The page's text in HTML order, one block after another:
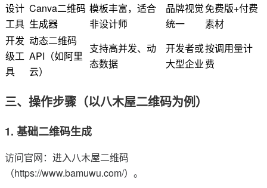
设计
工具
Canva二维码
生成器
模板丰富，适合
非设计师
品牌视觉
统一
免费版+付费
素材
开发
级工
具
动态二维码
API（如阿里
云）
支持高并发、动
态数据
开发者或
大型企业
按调用量计
费
三、操作步骤（以八木屋二维码为例）
1. 基础二维码生成
访问官网：进入八木屋二维码
（https://www.bamuwu.com/）。